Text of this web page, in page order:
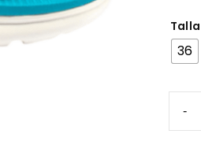
Talla
36